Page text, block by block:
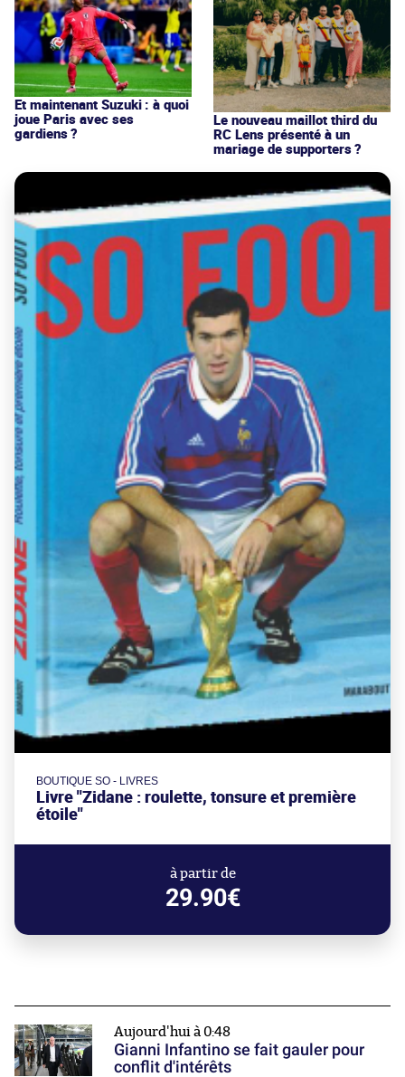
Et maintenant Suzuki : à quoi
joue Paris avec ses
gardiens ?
Le nouveau maillot third du
RC Lens présenté à un
mariage de supporters ?
BOUTIQUE SO - LIVRES
Livre "Zidane : roulette, tonsure et première
étoile"
à partir de
29.90€
Aujourd'hui à 0:48
Gianni Infantino se fait gauler pour
conflit d'intérêts